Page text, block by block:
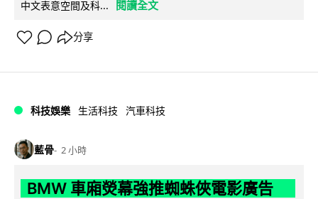
中文表意空間及科...
閱讀全文
分享
科技娛樂 生活科技 汽車科技
藍骨 2 小時
BMW 車廂熒幕強推蜘蛛俠電影廣告